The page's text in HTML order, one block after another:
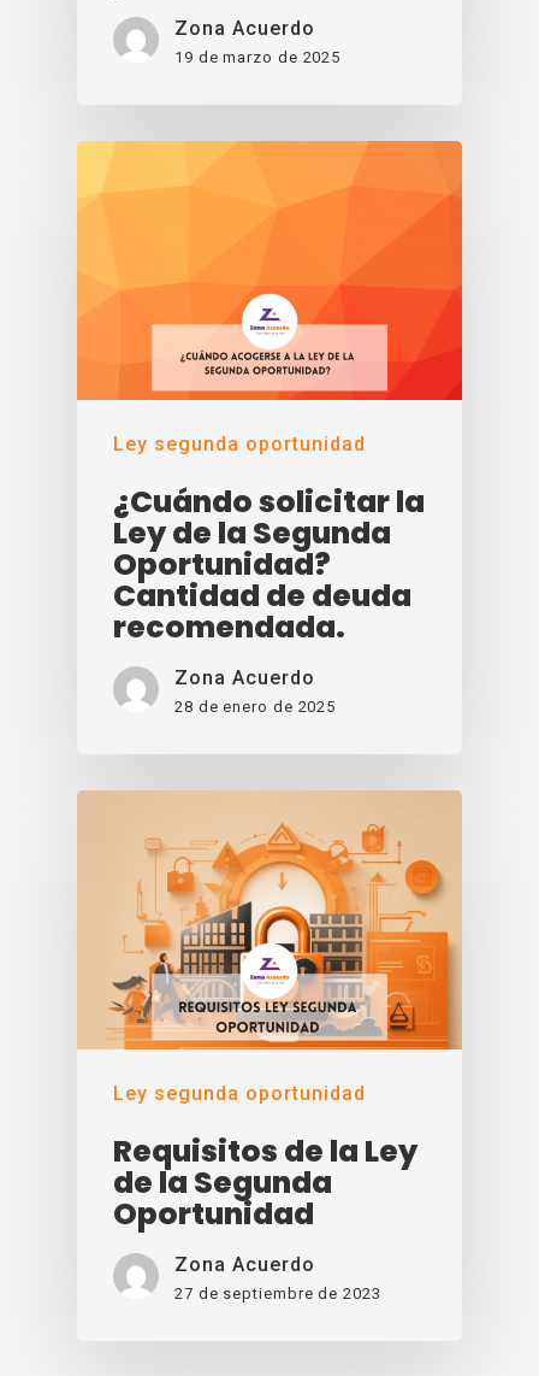
Zona Acuerdo
19 de marzo de 2025
Ley segunda oportunidad
¿Cuándo solicitar la
Ley de la Segunda
Oportunidad?
Cantidad de deuda
recomendada.
Zona Acuerdo
28 de enero de 2025
Ley segunda oportunidad
Requisitos de la Ley
de la Segunda
Oportunidad
Zona Acuerdo
27 de septiembre de 2023